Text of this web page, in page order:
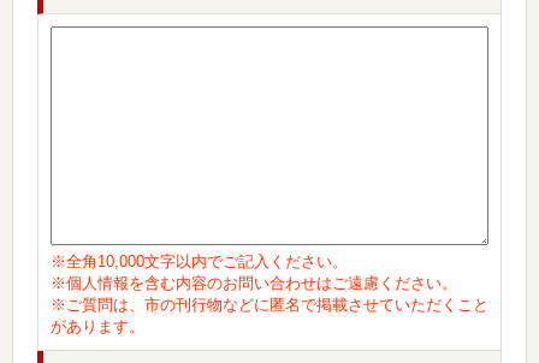
※全角10,000文字以内でご記入ください。
※個人情報を含む内容のお問い合わせはご遠慮ください。
※ご質問は、市の刊行物などに匿名で掲載させていただくこと
があります。